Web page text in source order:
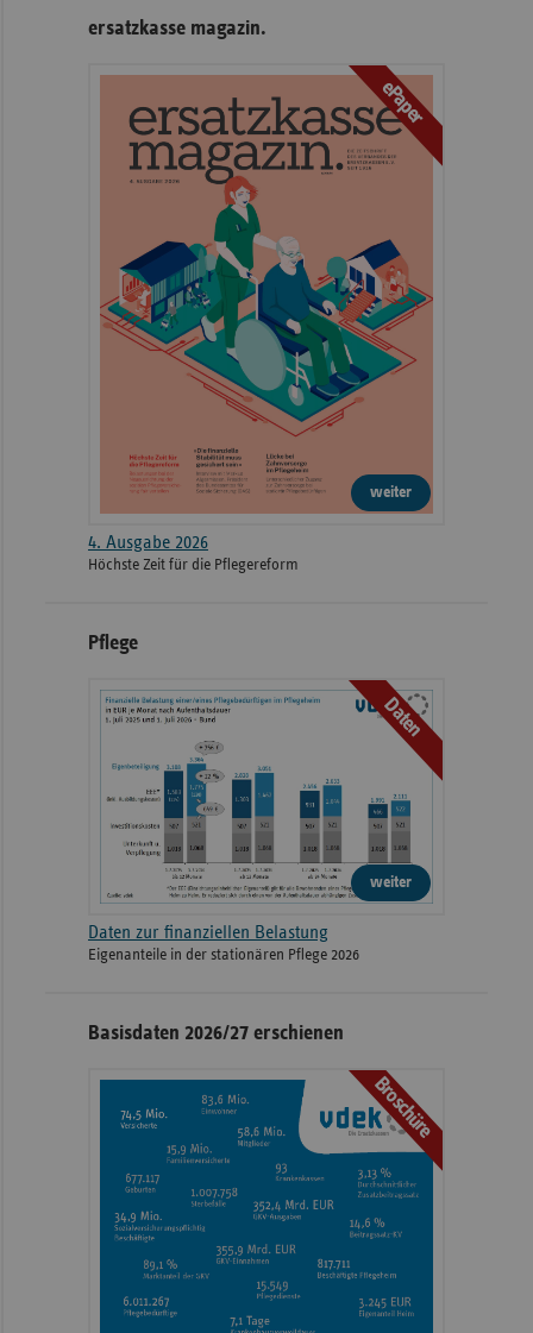
ersatzkasse magazin.
ePaper
weiter
4. Ausgabe 2026
Höchste Zeit für die Pflegereform
Pflege
Daten
weiter
Daten zur finanziellen Belastung
Eigenanteile in der stationären Pflege 2026
Basisdaten 2026/27 erschienen
Broschüre